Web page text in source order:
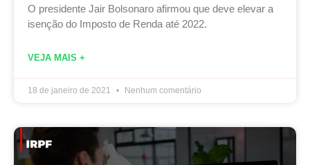
O presidente Jair Bolsonaro afirmou que deve elevar a
isenção do Imposto de Renda até 2022.
VEJA MAIS +
18 de janeiro de 2021 Nenhum comentário